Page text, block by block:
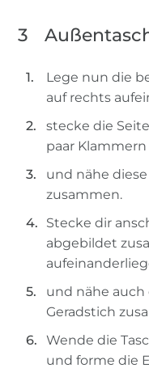
3
Lege nun die
auf rechts
stecke die
paar Klammern
und nähe
zusammen.
Stecke dir
abgebildet
und nähe
Geradstich
Wende die
und forme die